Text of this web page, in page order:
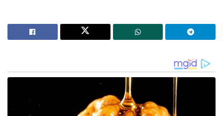
Stories you may like
ബെവ്കോയിൽ വടംവലി; തീരുമാനങ്ങളെടുക്കുന്നത്
വകുപ്പ് അറിയാതെ, എംഡി യോഗേഷ് ഗുപ്തയോട്
വിശദീകരണം തേടാൻ മന്ത്രി എം. ലിജു!
3.25 ലക്ഷം കോടിയുടെ മെഗാ കരാർ; 94 റഫാൽ
യുദ്ധവിമാനങ്ങൾ ഇന്ത്യയിൽ നിർമ്മിക്കും,
ഫ്രാൻസിന്റെ വൻ ഓഫർ